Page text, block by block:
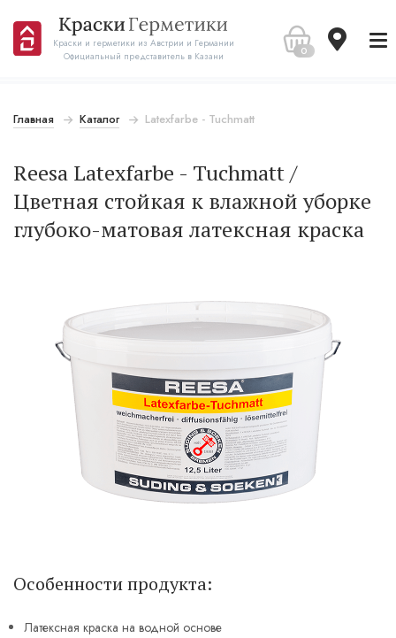
Краски и герметики из Австрии и Германии
Официальный представитель в Казани
0
Главная Каталог Latexfarbe - Tuchmatt
Reesa Latexfarbe - Tuchmatt /
Цветная стойкая к влажной уборке
глубоко-матовая латексная краска
Особенности продукта:
Латексная краска на водной основе